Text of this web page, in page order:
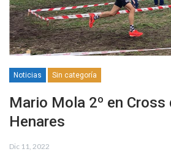
Noticias Sin categoría
Mario Mola 2º en Cross
Henares
Dic 11, 2022